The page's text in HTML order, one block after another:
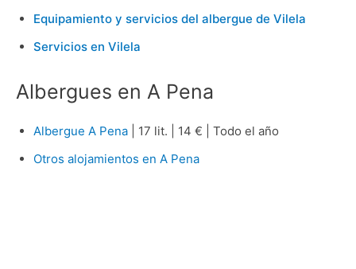
Equipamiento y servicios del albergue de Vilela
Servicios en Vilela
Albergues en A Pena
Albergue A Pena| 17 lit. | 14 € | Todo el año
Otros alojamientos en A Pena